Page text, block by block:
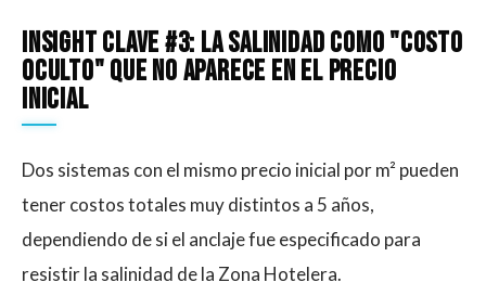
Insight clave #3: La salinidad como "costo
oculto" que no aparece en el precio
inicial
Dos sistemas con el mismo precio inicial por m² pueden
tener costos totales muy distintos a 5 años,
dependiendo de si el anclaje fue especificado para
resistir la salinidad de la Zona Hotelera.